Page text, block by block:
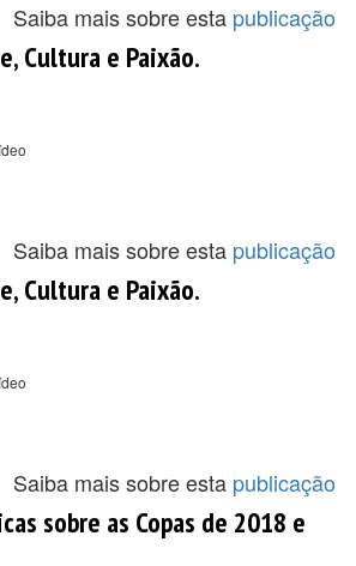
Saiba mais sobre esta publicação
Cultura e Paixão.
Saiba mais sobre esta publicação
Cultura e Paixão.
Saiba mais sobre esta publicação
sobre as Copas de 2018 e